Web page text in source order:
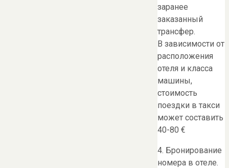
заранее
заказанный
трансфер.
В зависимости от
расположения
отеля и класса
машины,
стоимость
поездки в такси
может составить
40-80 €
4. Бронирование
номера в отеле.